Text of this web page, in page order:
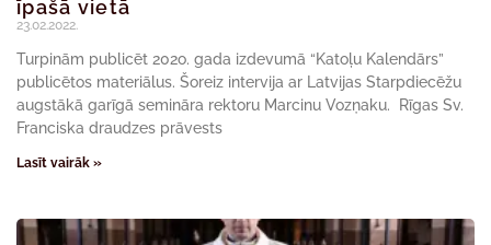
īpašā vietā
23.02.2022.
Turpinām publicēt 202o. gada izdevumā “Katoļu Kalendārs”
publicētos materiālus. Šoreiz intervija ar Latvijas Starpdiecēžu
augstākā garīgā semināra rektoru Marcinu Vozņaku. Rīgas Sv.
Franciska draudzes prāvests
Lasīt vairāk »